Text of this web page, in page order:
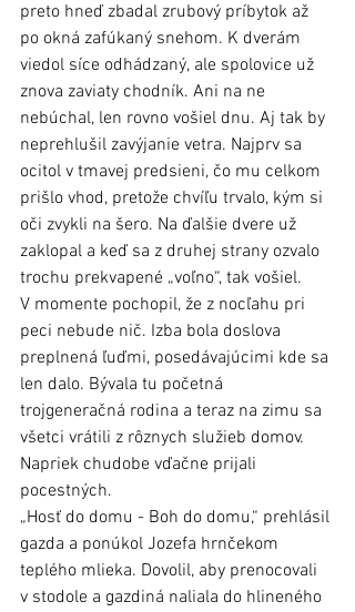
preto hneď zbadal zrubový príbytok až
po okná zafúkaný snehom. K dverám
viedol síce odhádzaný, ale spolovice už
znova zaviaty chodník. Ani na ne
nebúchal, len rovno vošiel dnu. Aj tak by
neprehlušil zavýjanie vetra. Najprv sa
ocitol v tmavej predsieni, čo mu celkom
prišlo vhod, pretože chvíľu trvalo, kým si
oči zvykli na šero. Na ďalšie dvere už
zaklopal a keď sa z druhej strany ozvalo
trochu prekvapené „voľno“, tak vošiel.
V momente pochopil, že z nocľahu pri
peci nebude nič. Izba bola doslova
preplnená ľuďmi, posedávajúcimi kde sa
len dalo. Bývala tu početná
trojgeneračná rodina a teraz na zimu sa
všetci vrátili z rôznych služieb domov.
Napriek chudobe vďačne prijali
pocestných.
„Hosť do domu - Boh do domu,“ prehlásil
gazda a ponúkol Jozefa hrnčekom
teplého mlieka. Dovolil, aby prenocovali
v stodole a gazdiná naliala do hlineného